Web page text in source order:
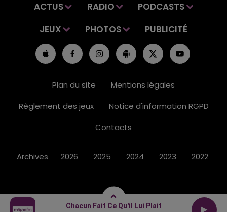
Chacun Fait Ce Qu'il Lui Plait
ACTUS RADIO
PODCASTS
JEUX
PHOTOS PUBLICITÉ
Plan du site
Mentions légales
Règlement des jeux
Notice d'information RGPD
Contacts
Archives 2026 2025 2024 2023 2022